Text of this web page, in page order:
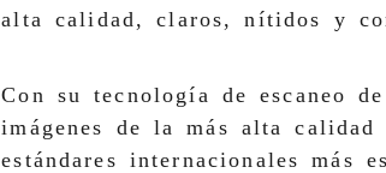
alta calidad, claros, nítidos y
Con su tecnología de escaneo
imágenes de la más alta
estándares internacionales más